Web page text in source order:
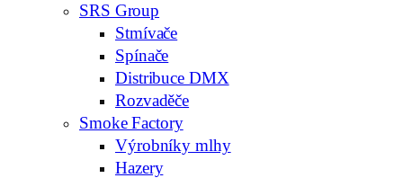
SRS Group
Stmívače
Spínače
Distribuce DMX
Rozvaděče
Smoke Factory
Výrobníky mlhy
Hazery